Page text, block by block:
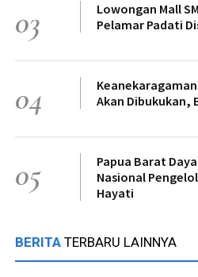
03
Lowongan Mall
Pelamar Padati
04
Akan Dibukukan,
05
Papua Barat
Nasional
Hayati
BERITA TERBARU LAINNYA